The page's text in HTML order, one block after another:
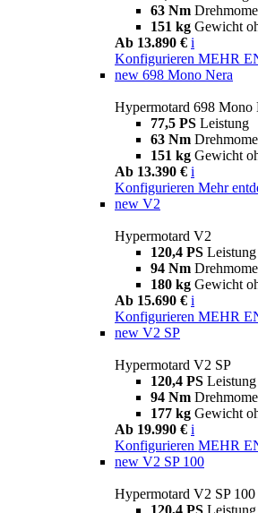
63 Nm
151 kg Gewicht
Ab 13.890 € i
Konfigurieren MEHR
new 698 Mono Nera
Hypermotard 698 Mono
77,5 PS Leistung
63 Nm
151 kg Gewicht
Ab 13.390 € i
Konfigurieren Mehr
new V2
Hypermotard V2
120,4 PS Leistung
94 Nm
180 kg Gewicht
Ab 15.690 € i
Konfigurieren MEHR
new V2 SP
Hypermotard V2 SP
120,4 PS Leistung
94 Nm
177 kg Gewicht
Ab 19.990 € i
Konfigurieren MEHR
new V2 SP 100
Hypermotard V2 SP 100